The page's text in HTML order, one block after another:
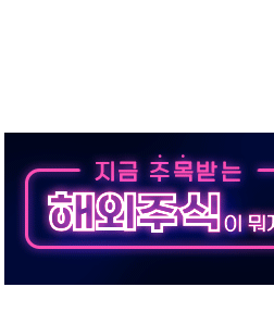
'
… STOXX 600 지수는 나흘 연속 최고치